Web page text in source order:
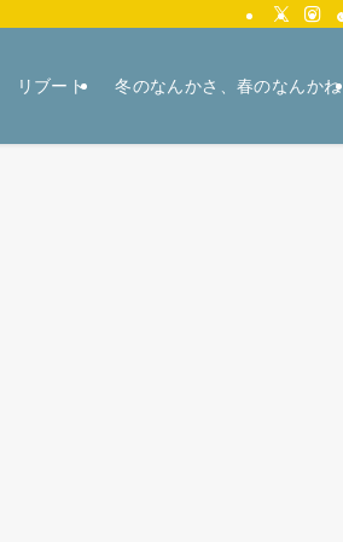
リブート 冬のなんかさ、春のなんかね